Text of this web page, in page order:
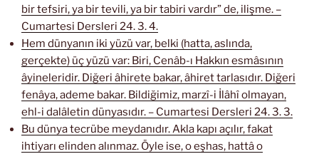
bir tefsiri, ya bir tevili, ya bir tabiri vardır” de, ilişme. –
Cumartesi Dersleri 24. 3. 4.
Hem dünyanın iki yüzü var, belki (hatta, aslında,
gerçekte) üç yüzü var: Biri, Cenâb-ı Hakkın esmâsının
âyineleridir. Diğeri âhirete bakar, âhiret tarlasıdır. Diğeri
fenâya, ademe bakar. Bildiğimiz, marzî-i İlâhî olmayan,
ehl-i dalâletin dünyasıdır. – Cumartesi Dersleri 24. 3. 3.
Bu dünya tecrübe meydanıdır. Akla kapı açılır, fakat
ihtiyarı elinden alınmaz. Öyle ise, o eşhas, hattâ o